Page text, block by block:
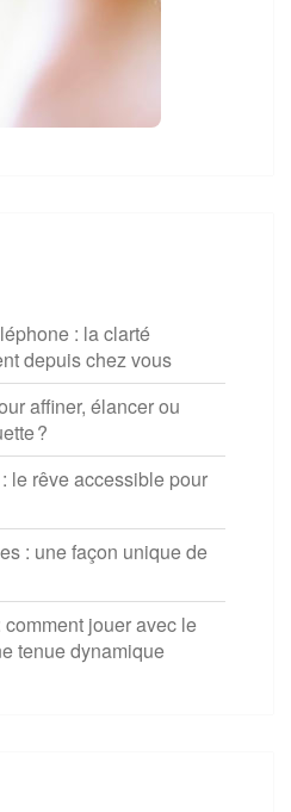
: la clarté
depuis chez vous
affiner, élancer ou
?
le rêve accessible pour
: une façon unique de
jouer avec le
tenue dynamique